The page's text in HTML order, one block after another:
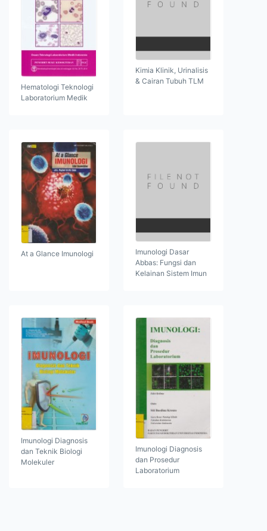
Hematologi Teknologi
Laboratorium Medik
Kimia Klinik, Urinalisis
& Cairan Tubuh TLM
At a Glance Imunologi
Imunologi Dasar
Abbas: Fungsi dan
Kelainan Sistem Imun
Imunologi Diagnosis
dan Teknik Biologi
Molekuler
Imunologi Diagnosis
dan Prosedur
Laboratorium